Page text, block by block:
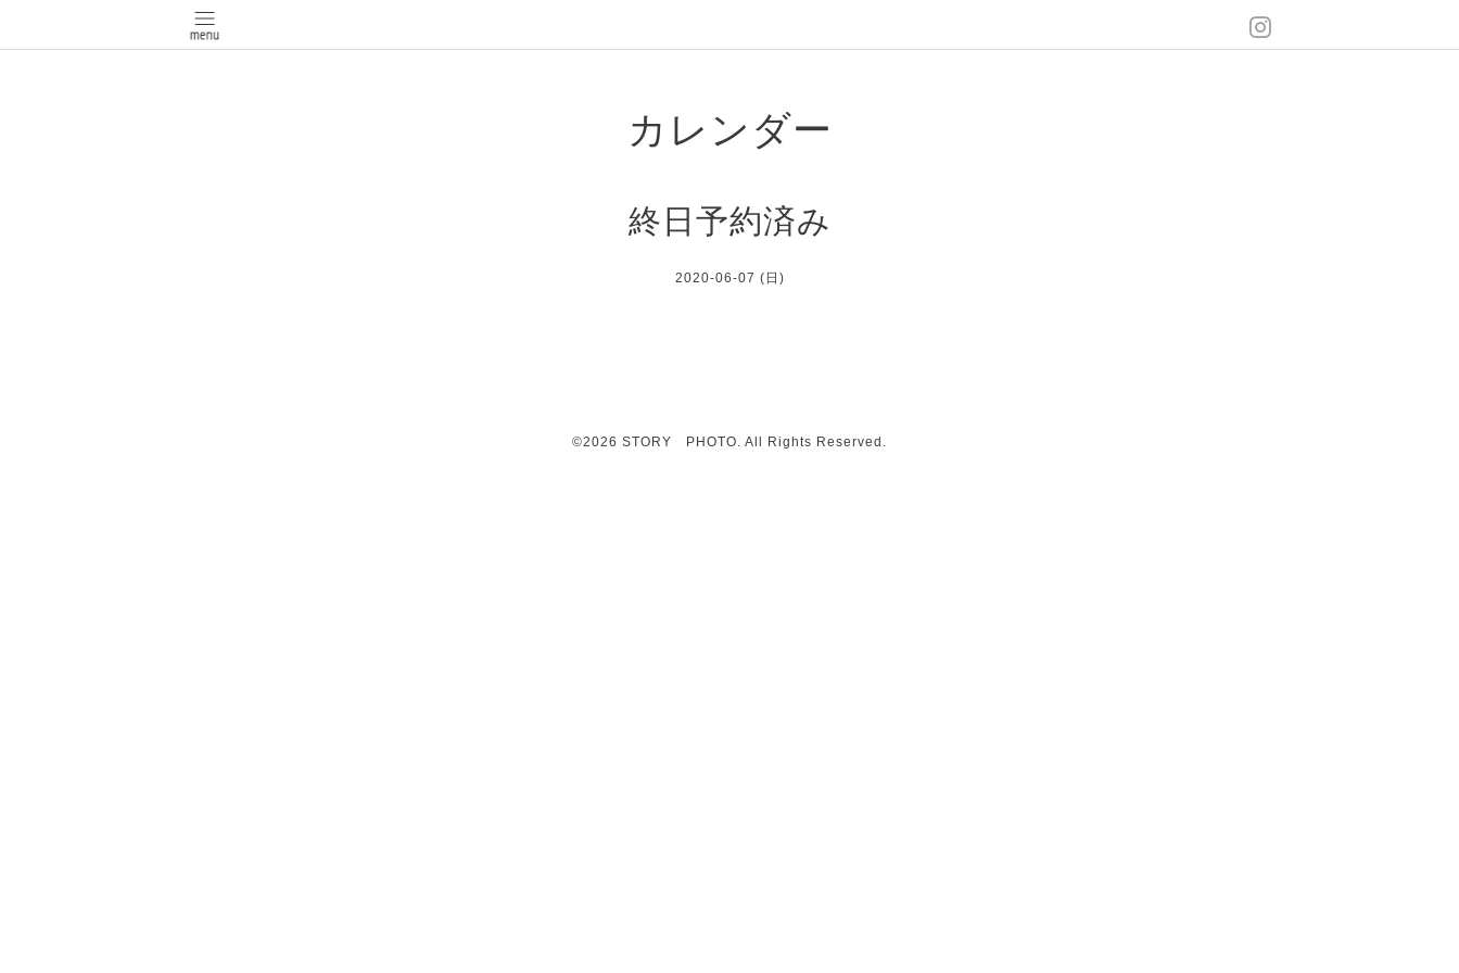
カレンダー
終日予約済み
2020-06-07 (日)
©2026 STORY PHOTO . All Rights Reserved.